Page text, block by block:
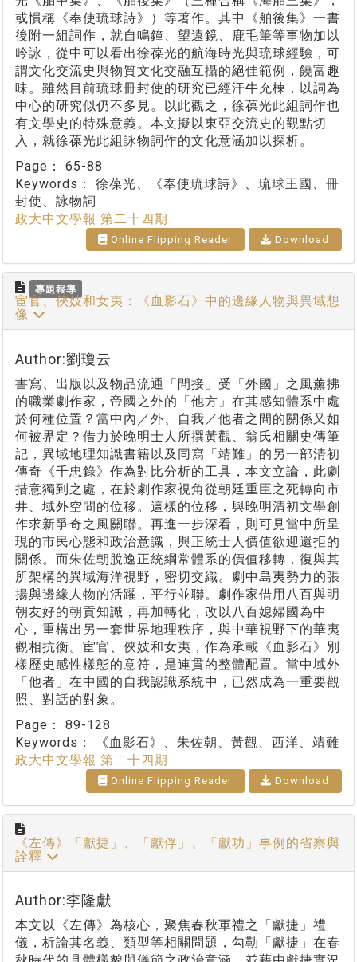
或慣稱《奉使琉球詩》）等著作。其中《舶後集》一書
後附一組詞作，就自鳴鐘、望遠鏡、鹿毛筆等事物加以
吟詠，從中可以看出徐葆光的航海時光與琉球經驗，可
謂文化交流史與物質文化交融互攝的絕佳範例，饒富趣
味。雖然目前琉球冊封使的研究已經汗牛充棟，以詞為
中心的研究似仍不多見。以此觀之，徐葆光此組詞作也
有文學史的特殊意義。本文擬以東亞交流史的觀點切
入，就徐葆光此組詠物詞作的文化意涵加以探析。
Page： 65-88
Keywords： 徐葆光、《奉使琉球詩》、琉球王國、冊
封使、詠物詞
政大中文學報 第二十四期
Online Flipping Reader Download
專題報導
宦官、俠妓和女夷：《血影石》中的邊緣人物與異域想
像
Author:劉瓊云
書寫、出版以及物品流通「間接」受「外國」之風薰拂
的職業劇作家，帝國之外的「他方」在其感知體系中處
於何種位置？當中內／外、自我／他者之間的關係又如
何被界定？借力於晚明士人所撰黃觀、翁氏相關史傳筆
記，異域地理知識書籍以及同寫「靖難」的另一部清初
傳奇《千忠錄》作為對比分析的工具，本文立論，此劇
措意獨到之處，在於劇作家視角從朝廷重臣之死轉向市
井、域外空間的位移。這樣的位移，與晚明清初文學創
作求新爭奇之風關聯。再進一步深看，則可見當中所呈
現的市民心態和政治意識，與正統士人價值欲迎還拒的
關係。而朱佐朝脫逸正統綱常體系的價值移轉，復與其
所架構的異域海洋視野，密切交織。劇中島夷勢力的張
揚與邊緣人物的活躍，平行並聯。劇作家借用八百與明
朝友好的朝貢知識，再加轉化，改以八百媳婦國為中
心，重構出另一套世界地理秩序，與中華視野下的華夷
觀相抗衡。宦官、俠妓和女夷，作為承載《血影石》別
樣歷史感性樣態的意符，是連貫的整體配置。當中域外
「他者」在中國的自我認識系統中，已然成為一重要觀
照、對話的對象。
Page： 89-128
Keywords：
《血影石》、朱佐朝、黃觀、西洋、靖難
政大中文學報 第二十四期
Online Flipping Reader Download
《左傳》「獻捷」、「獻俘」、「獻功」事例的省察與
詮釋
Author:李隆獻
本文以《左傳》為核心，聚焦春秋軍禮之「獻捷」禮
儀，析論其名義、類型等相關問題，勾勒「獻捷」在春